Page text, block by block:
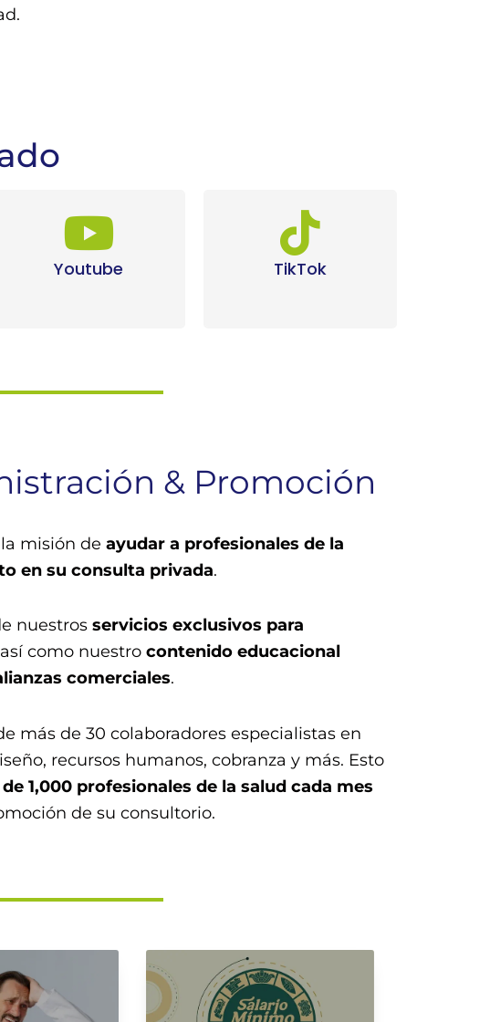
Youtube TikTok
& Promoción
misión de ayudar a profesionales de la
en su consulta privada.
nuestros servicios exclusivos para
como nuestro contenido educacional
comerciales.
más de 30 colaboradores especialistas en
recursos humanos, cobranza y más. Esto
1,000 profesionales de la salud cada mes
de su consultorio.